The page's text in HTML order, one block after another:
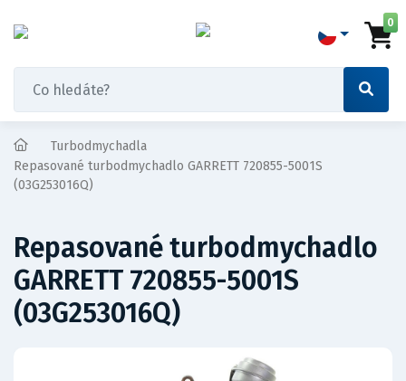
0
Turbodmychadla
Repasované turbodmychadlo GARRETT 720855-5001S
(03G253016Q)
Repasované turbodmychadlo
GARRETT 720855-5001S
(03G253016Q)